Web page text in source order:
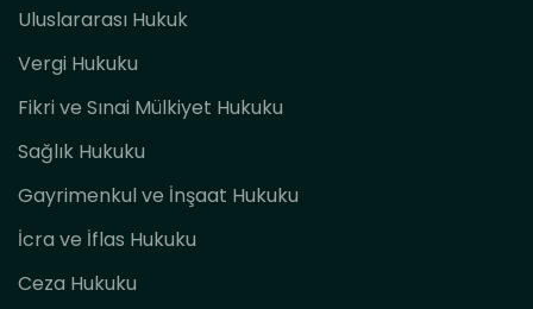
Uluslararası Hukuk
Vergi Hukuku
Fikri ve Sınai Mülkiyet Hukuku
Sağlık Hukuku
Gayrimenkul ve İnşaat Hukuku
İcra ve İflas Hukuku
Ceza Hukuku